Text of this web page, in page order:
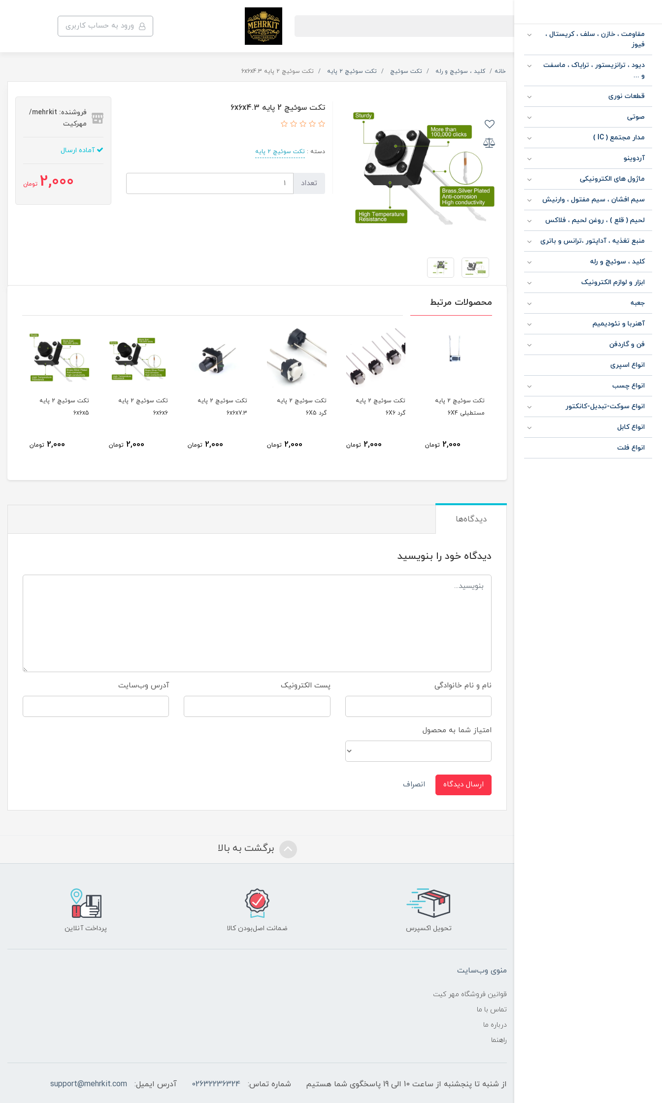
ورود به حساب کاربری
مقاومت ، خازن ، سلف ، کریستال ،
فیوز
دیود ، ترانزیستور ، ترایاک ، ماسفت
و ...
قطعات نوری
صوتی
مدار مجتمع ( IC )
آردوینو
ماژول های الکترونیکی
سیم افشان ، سیم مفتول ، وارنیش
لحیم ( قلع ) ، روغن لحیم ، فلاکس
منبع تغذیه ، آداپتور ،ترانس و باتری
کلید ، سوئیچ و رله
ابزار و لوازم الکترونیک
جعبه
آهنربا و نئودیمیم
فن و گاردفن
انواع اسپری
انواع چسب
انواع سوکت-تبدیل-کانکتور
انواع کابل
انواع فلت
خانه کلید ، سوئیچ و رله تکت سوئیچ تکت سوئیچ ۲ پایه تکت سوئیچ 2 پایه 6x6x4.3
تکت سوئیچ 2 پایه 6x6x4.3
دسته :تکت سوئیچ ۲ پایه
تعداد
فروشنده: mehrkit/
مهرکیت
آماده ارسال
2,000 تومان
محصولات مرتبط
تکت سوئیچ 2 پایه
مستطیلی 6X4
2,000 تومان
تکت سوئیچ 2 پایه
گرد 6X6
2,000 تومان
تکت سوئیچ 2 پایه
گرد 6X5
2,000 تومان
تکت سوئیچ 2 پایه
6x6x7.3
2,000 تومان
تکت سوئیچ 2 پایه
6x6x6
2,000 تومان
تکت سوئیچ 2 پایه
6x6x5
2,000 تومان
دیدگاه‌ها
دیدگاه خود را بنویسید
نام و نام خانوادگی پست الکترونیک آدرس وب‌سایت
امتیاز شما به محصول
ارسال دیدگاه انصراف
برگشت به بالا
تحویل اکسپرس ضمانت اصل‌بودن کالا پرداخت آنلاین
منوی وب‌سایت
قوانین فروشگاه مهر کیت
تماس با ما
درباره ما
راهنما
از شنبه تا پنجشنبه از ساعت 10 الی 19 پاسخگوی شما هستیم شماره تماس: 02632236324 آدرس ایمیل: support@mehrkit.com